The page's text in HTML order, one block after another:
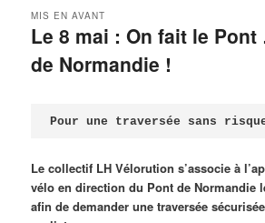
Le 8 mai : On fait le
de Normandie !
MIS EN AVANT
Pour une traversée sans
Le collectif LH Vélorution s’associe à
vélo en direction du Pont de Normandie
afin de demander une traversée